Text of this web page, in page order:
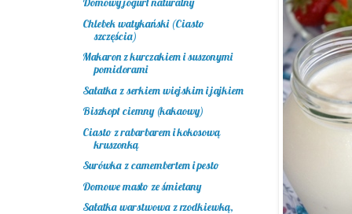
Chlebek watykański (Ciasto
szczęścia)
Makaron z kurczakiem i suszonymi
pomidorami
Sałatka z serkiem wiejskim i jajkiem
Biszkopt ciemny (kakaowy)
Ciasto z rabarbarem i kokosową
kruszonką
Surówka z camembertem i pesto
Domowe masło ze śmietany
Sałatka warstwowa z rzodkiewką,